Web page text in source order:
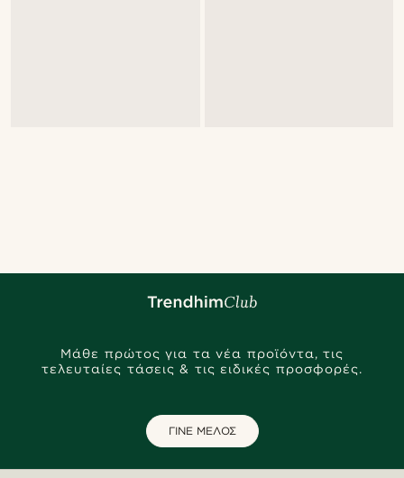
Μάθε πρώτος για τα νέα προϊόντα, τις
τελευταίες τάσεις & τις ειδικές προσφορές.
ΓΙΝΕ ΜΕΛΟΣ